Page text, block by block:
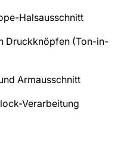
Halsausschnitt
Druckknöpfen (Ton-in-
Armausschnitt
Verarbeitung